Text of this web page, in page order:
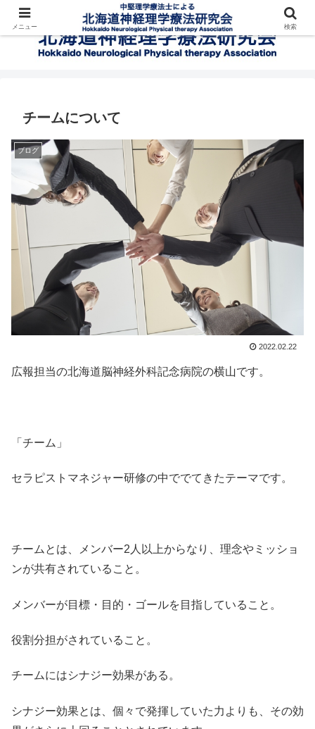
チームについて
ブログ
2022.02.22
広報担当の北海道脳神経外科記念病院の横山です。
「チーム」
セラピストマネジャー研修の中ででてきたテーマです。
チームとは、メンバー2人以上からなり、理念やミッショ
ンが共有されていること。
メンバーが目標・目的・ゴールを目指していること。
役割分担がされていること。
チームにはシナジー効果がある。
シナジー効果とは、個々で発揮していた力よりも、その効
メニュー 検索